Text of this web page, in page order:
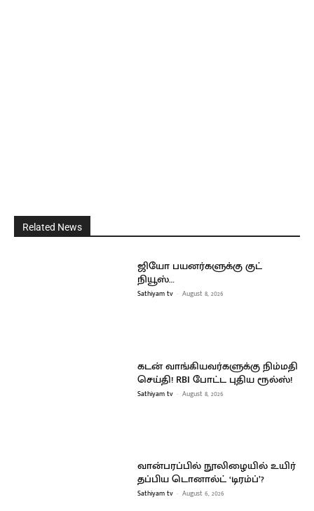
Related News
ஜியோ பயனர்களுக்கு குட்
நியூஸ்…
Sathiyam tv - August 8, 2026
கடன் வாங்கியவர்களுக்கு நிம்மதி
செய்தி! RBI போட்ட புதிய ரூல்ஸ்!
Sathiyam tv - August 8, 2026
வான்பரப்பில் நூலிழையில் உயிர்
தப்பிய டொனால்ட் ‘டிரம்ப்’?
Sathiyam tv - August 6, 2026